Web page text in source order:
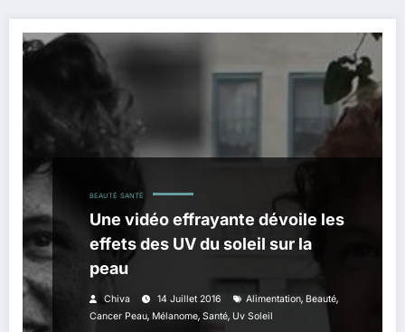
BEAUTÉ SANTÉ
Une vidéo effrayante dévoile les
effets des UV du soleil sur la
peau
Chiva 14 Juillet 2016 Alimentation, Beauté,
Cancer Peau, Mélanome, Santé, Uv Soleil